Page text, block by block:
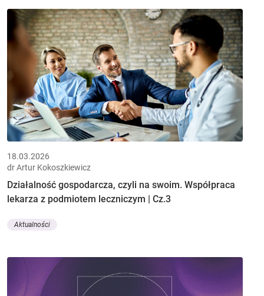
18.03.2026
dr Artur Kokoszkiewicz
Działalność gospodarcza, czyli na swoim. Współpraca
lekarza z podmiotem leczniczym | Cz.3
Aktualności